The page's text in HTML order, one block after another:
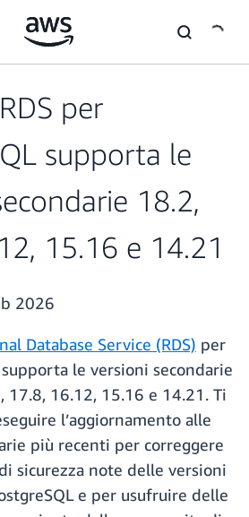
per
supporta le
18.2,
15.16 e 14.21
2026
Database Service (RDS) per
le versioni secondarie
17.8, 16.12, 15.16 e 14.21. Ti
l’aggiornamento alle
più recenti per correggere
sicurezza note delle versioni
e per usufruire delle